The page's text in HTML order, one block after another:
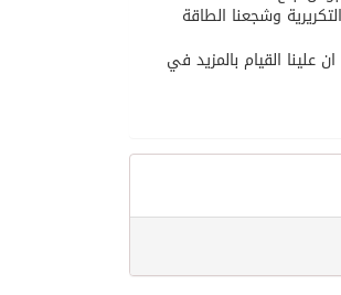
وشجعنا الطاقة
ان علينا القيام بالمزيد في